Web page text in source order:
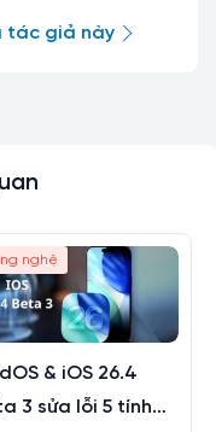
tác giả này
nghệ
& iOS 26.4
3 sửa lỗi 5 tính